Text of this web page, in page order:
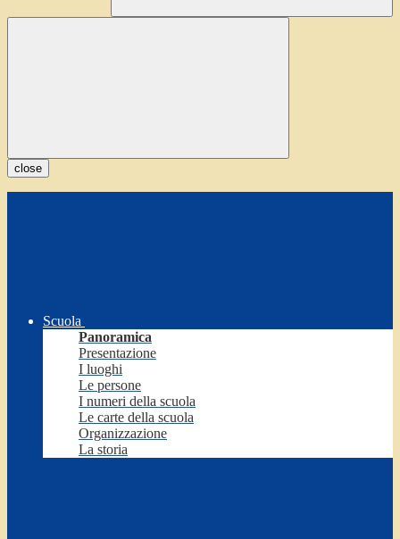
close
Scuola
Panoramica
Presentazione
I luoghi
Le persone
I numeri della scuola
Le carte della scuola
Organizzazione
La storia